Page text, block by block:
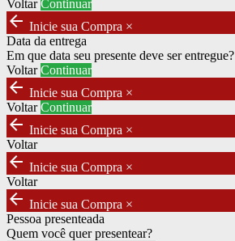
Voltar Continuar
arrow_back Inicie sua Compra ×
Data da entrega
Em que data seu presente deve ser entregue?
Voltar Continuar
arrow_back Inicie sua Compra ×
Voltar Continuar
arrow_back Inicie sua Compra ×
Voltar
arrow_back Inicie sua Compra ×
Voltar
arrow_back Inicie sua Compra ×
Pessoa presenteada
Quem você quer presentear?